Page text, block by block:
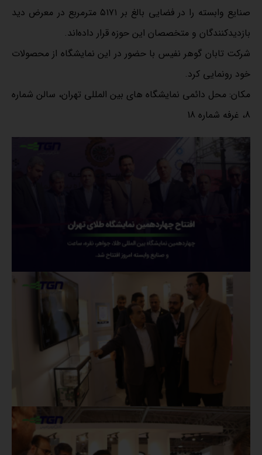
صنایع وابسته را در فضایی بالغ بر ۵۱۷۱ مترمربع در معرض دید
بازدیدکنندگان و متخصصان این حوزه قرار داده‌اند.
شرکت تابان گوهر نفیس با حضور در این نمایشگاه از محصولات
خود رونمایی کرد.
مکان: محل دائمی نمایشگاه های بین المللی تهران، سالن شماره
8، غرفه شماره 18